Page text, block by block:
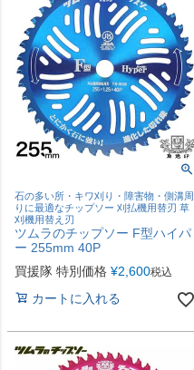
石の多い所・キワ刈り・障害物・側溝周
りに最適なチップソー 刈払機用替刃 草
刈機用替え刃
ツムラのチップソー F型ハイパ
ー 255mm 40P
買援隊 特別価格 ¥2,600税込
カートに入れる